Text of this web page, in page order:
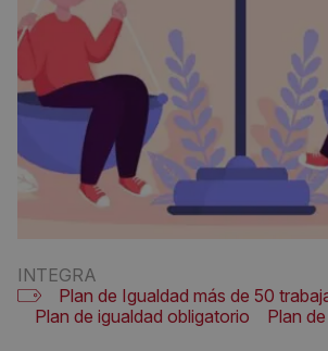
INTEGRA
Plan de Igualdad más de 50
Plan de igualdad obligatorio
Plan